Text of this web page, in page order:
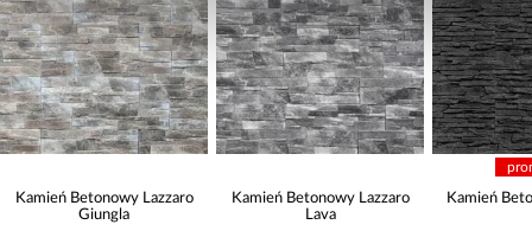
Kamień Betonowy Lazzaro
Lava
Kamień Betonowy Volcano